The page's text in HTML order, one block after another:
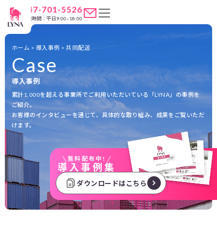
047-701-5526
営業時間：平日9:00~18:00
Case
導入事例
累計1,000を超える事業所でご利用いただいている「LYNA」の事例を
ご紹介。
お客様のインタビューを通じて、具体的な取り組み、成果をご覧いただ
けます。
ホーム > 導入事例 >共同配送
無料配布中!
導入事例集
ダウンロードはこちら